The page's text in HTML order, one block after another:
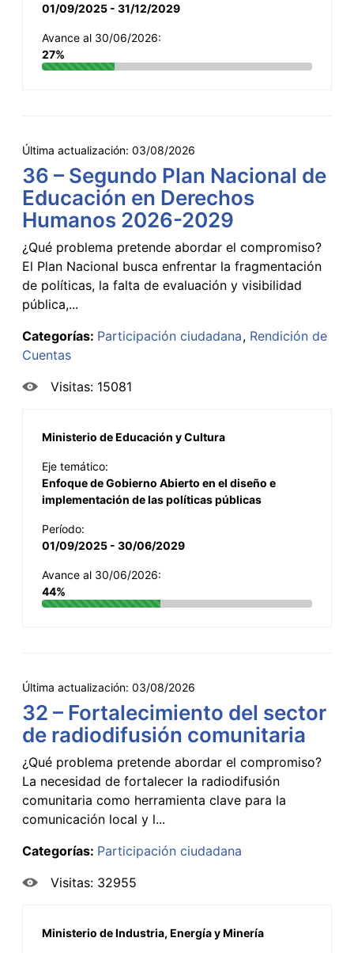
01/09/2025 - 31/12/2029
Avance al 30/06/2026:
27%
Última actualización: 03/08/2026
36 – Segundo Plan Nacional de
Educación en Derechos
Humanos 2026-2029
¿Qué problema pretende abordar el compromiso?
El Plan Nacional busca enfrentar la fragmentación
de políticas, la falta de evaluación y visibilidad
pública,...
Categorías: Participación ciudadana Rendición de
Cuentas
Visitas: 15081
Ministerio de Educación y Cultura
Eje temático:
Enfoque de Gobierno Abierto en el diseño e
implementación de las políticas públicas
Período:
01/09/2025 - 30/06/2029
Avance al 30/06/2026:
44%
Última actualización: 03/08/2026
32 – Fortalecimiento del sector
de radiodifusión comunitaria
¿Qué problema pretende abordar el compromiso?
La necesidad de fortalecer la radiodifusión
comunitaria como herramienta clave para la
comunicación local y l...
Categorías: Participación ciudadana
Visitas: 32955
Ministerio de Industria, Energía y Minería